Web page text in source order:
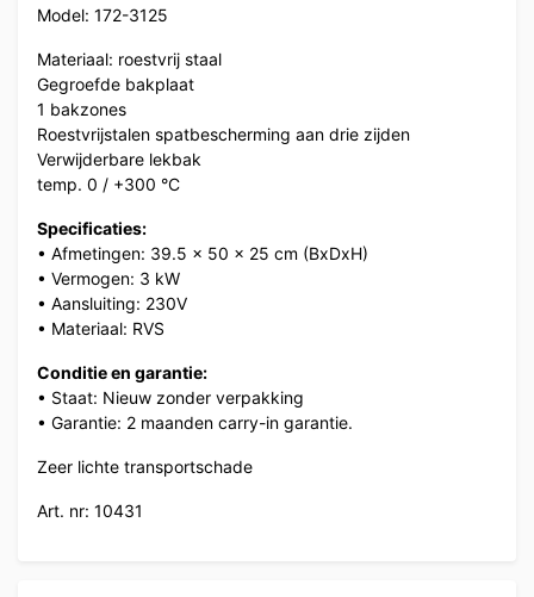
Model: 172-3125
Materiaal: roestvrij staal
Gegroefde bakplaat
1 bakzones
Roestvrijstalen spatbescherming aan drie zijden
Verwijderbare lekbak
temp. 0 / +300 °C
Specificaties:
• Afmetingen: 39.5 x 50 x 25 cm (BxDxH)
• Vermogen: 3 kW
• Aansluiting: 230V
• Materiaal: RVS
Conditie en garantie:
• Staat: Nieuw zonder verpakking
• Garantie: 2 maanden carry-in garantie.
Zeer lichte transportschade
Art. nr: 10431